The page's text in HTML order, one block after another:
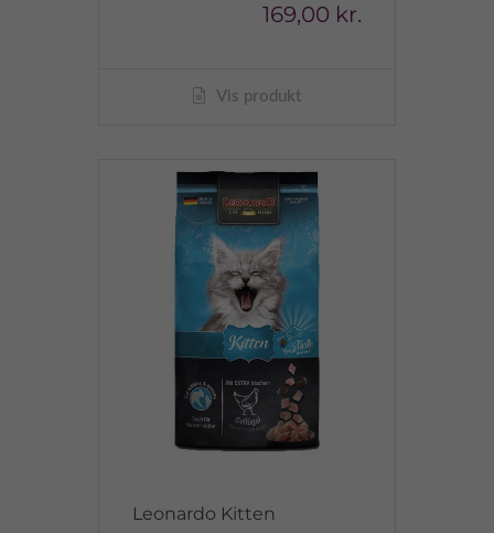
169,00 kr.
Vis produkt
Leonardo Kitten